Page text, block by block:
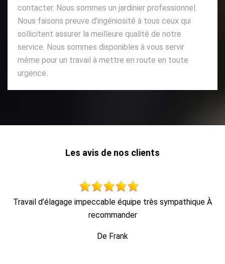
contacter. Nous sommes un jardinier professionnel.
Nous faisons preuve d’ingéniosité à tous ceux qui
sollicitent assurer la meilleure qualité de notre
service. Nous sommes disponibles à vous servir
même pour un travail à mettre en route en toute
urgence.
Les avis de nos clients
Au top, je recommande !!